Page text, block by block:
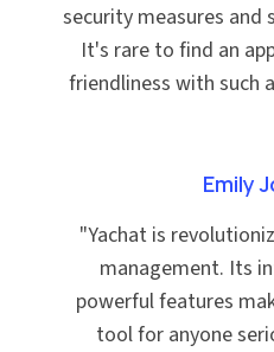
security measures and
It's rare to find an
friendliness with such
Emily
"Yachat is
management. Its
powerful features
tool for anyone